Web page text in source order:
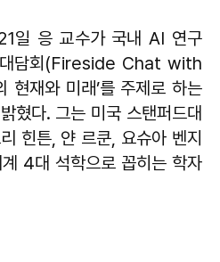
일 응 교수가 국내 AI 연구
대담회(Fireside Chat with
재와 미래’를 주제로 하는
혔다. 그는 미국 스탠퍼드대
힌튼, 얀 르쿤, 요슈아 벤지
4대 석학으로 꼽히는 학자